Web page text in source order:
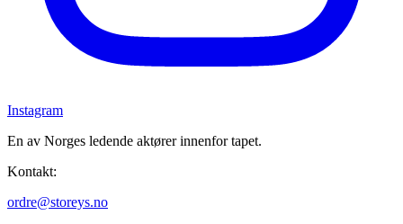
Instagram
En av Norges ledende aktører innenfor tapet.
Kontakt:
ordre@storeys.no